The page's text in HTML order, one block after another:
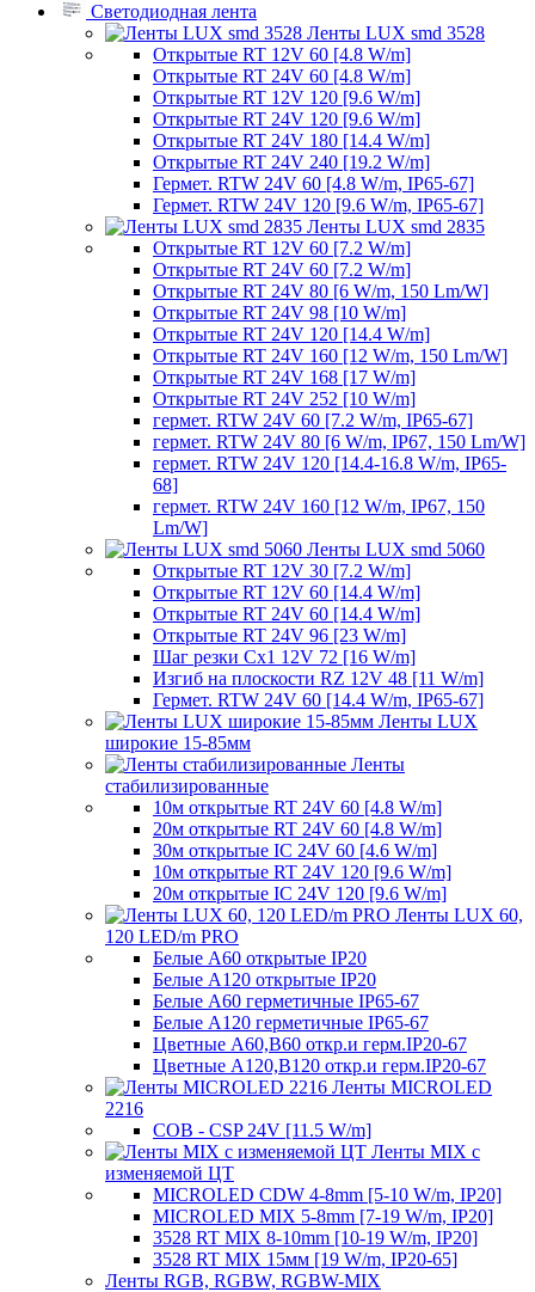
Светодиодная лента
Ленты LUX smd 3528
Открытые RT 12V 60 [4.8 W/m]
Открытые RT 24V 60 [4.8 W/m]
Открытые RT 12V 120 [9.6 W/m]
Открытые RT 24V 120 [9.6 W/m]
Открытые RT 24V 180 [14.4 W/m]
Открытые RT 24V 240 [19.2 W/m]
Гермет. RTW 24V 60 [4.8 W/m, IP65-67]
Гермет. RTW 24V 120 [9.6 W/m, IP65-67]
Ленты LUX smd 2835
Открытые RT 12V 60 [7.2 W/m]
Открытые RT 24V 60 [7.2 W/m]
Открытые RT 24V 80 [6 W/m, 150 Lm/W]
Открытые RT 24V 98 [10 W/m]
Открытые RT 24V 120 [14.4 W/m]
Открытые RT 24V 160 [12 W/m, 150 Lm/W]
Открытые RT 24V 168 [17 W/m]
Открытые RT 24V 252 [10 W/m]
гермет. RTW 24V 60 [7.2 W/m, IP65-67]
гермет. RTW 24V 80 [6 W/m, IP67, 150 Lm/W]
гермет. RTW 24V 120 [14.4-16.8 W/m, IP65-
68]
гермет. RTW 24V 160 [12 W/m, IP67, 150
Lm/W]
Ленты LUX smd 5060
Открытые RT 12V 30 [7.2 W/m]
Открытые RT 12V 60 [14.4 W/m]
Открытые RT 24V 60 [14.4 W/m]
Открытые RT 24V 96 [23 W/m]
Шаг резки Cx1 12V 72 [16 W/m]
Изгиб на плоскости RZ 12V 48 [11 W/m]
Гермет. RTW 24V 60 [14.4 W/m, IP65-67]
Ленты LUX
широкие 15-85мм
Ленты
стабилизированные
10м открытые RT 24V 60 [4.8 W/m]
20м открытые RT 24V 60 [4.8 W/m]
30м открытые IC 24V 60 [4.6 W/m]
10м открытые RT 24V 120 [9.6 W/m]
20м открытые IC 24V 120 [9.6 W/m]
Ленты LUX 60,
120 LED/m PRO
Белые A60 открытые IP20
Белые A120 открытые IP20
Белые A60 герметичные IP65-67
Белые A120 герметичные IP65-67
Цветные A60,B60 откр.и герм.IP20-67
Цветные A120,B120 откр.и герм.IP20-67
Ленты MICROLED
2216
COB - CSP 24V [11.5 W/m]
Ленты MIX с
изменяемой ЦТ
MICROLED CDW 4-8mm [5-10 W/m, IP20]
MICROLED MIX 5-8mm [7-19 W/m, IP20]
3528 RT MIX 8-10mm [10-19 W/m, IP20]
3528 RT MIX 15мм [19 W/m, IP20-65]
Ленты RGB, RGBW, RGBW-MIX